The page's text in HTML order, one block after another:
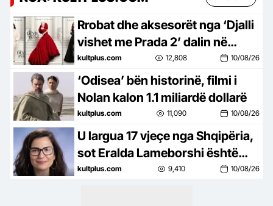
Rrobat dhe aksesorët nga ‘Djalli
vishet me Prada 2’ dalin në
ankand online
kultplus.com 12,808 10/08/26
‘Odisea’ bën historinë, filmi i
Nolan kalon 1.1 miliardë dollarë
kultplus.com 11,090 10/08/26
U largua 17 vjeçe nga Shqipëria,
sot Eralda Lameborshi është
profesoreshë dhe fituese e
kultplus.com 9,410 10/08/26